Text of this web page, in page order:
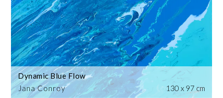
Jana Conroy
Dynamic Blue Flow
130 x 97 cm